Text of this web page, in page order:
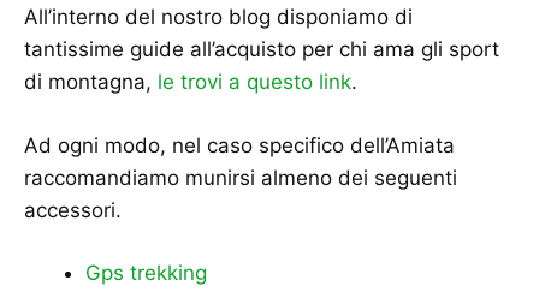
All’interno del nostro blog disponiamo di
tantissime guide all’acquisto per chi ama gli sport
di montagna, le trovi a questo link.
Ad ogni modo, nel caso specifico dell’Amiata
raccomandiamo munirsi almeno dei seguenti
accessori.
Gps trekking